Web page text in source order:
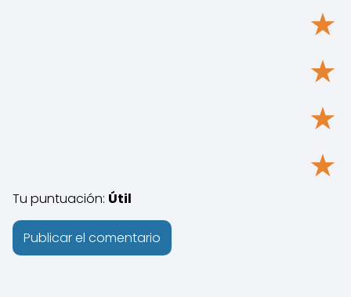
★
★
★
★
Tu puntuación: Útil